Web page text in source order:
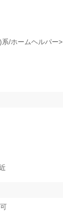
/ホームヘルパー>